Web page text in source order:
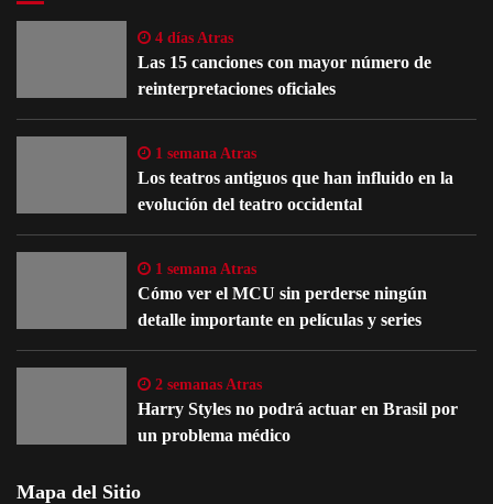
4 días Atras
Las 15 canciones con mayor número de
reinterpretaciones oficiales
1 semana Atras
Los teatros antiguos que han influido en la
evolución del teatro occidental
1 semana Atras
Cómo ver el MCU sin perderse ningún
detalle importante en películas y series
2 semanas Atras
Harry Styles no podrá actuar en Brasil por
un problema médico
Mapa del Sitio